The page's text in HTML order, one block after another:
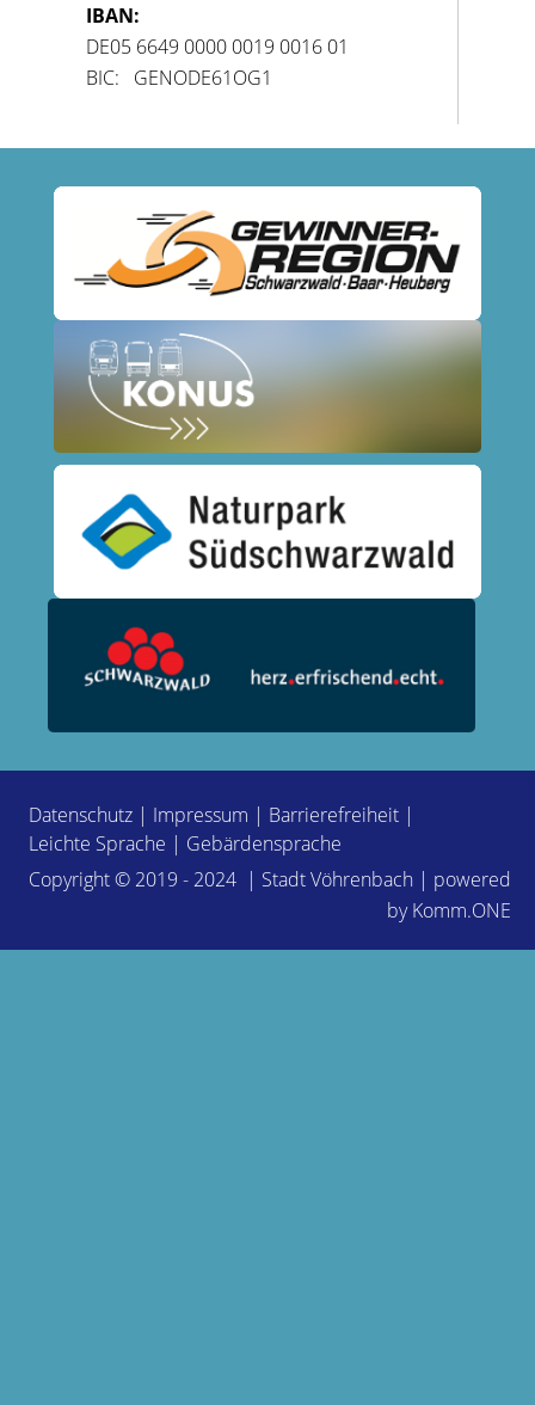
IBAN:
DE05 6649 0000 0019 0016 01
BIC: GENODE61OG1
Datenschutz | Impressum | Barrierefreiheit |
Leichte Sprache | Gebärdensprache
Copyright © 2019 - 2024 | Stadt Vöhrenbach | powered
byKomm.ONE